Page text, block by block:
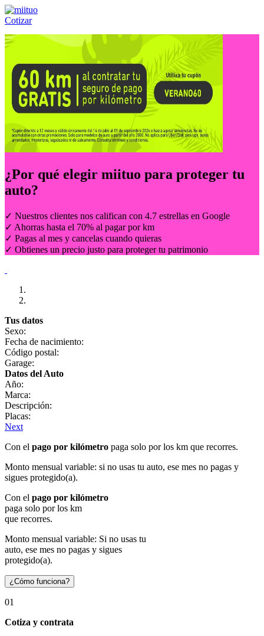
Cotizar
Llámanos al:(55) 84-21-05-00 ó
¿Por qué elegir miituo para proteger tu
auto?
✓ Nuestros clientes nos califican con 4.7 estrellas en Google
✓ Ahorras hasta el 70% al pagar por km
✓ Pagas al mes y cancelas cuando quieras
✓ Obtienes un precio justo para proteger tu patrimonio
Tus datos
Sexo:
Fecha de nacimiento:
Código postal:
Garage:
Datos del Auto
Año:
Marca:
Descripción:
Placas:
Next
Con el pago por kilómetro paga solo por los km que recorres.
Monto mensual variable: si no usas tu auto, ese mes no pagas y
sigues protegido(a).
Con el pago por kilómetro
paga solo por los km
que recorres.
Monto mensual variable: Si no usas tu
auto, ese mes no pagas y sigues
protegido(a).
¿Cómo funciona?
01
Cotiza y contrata